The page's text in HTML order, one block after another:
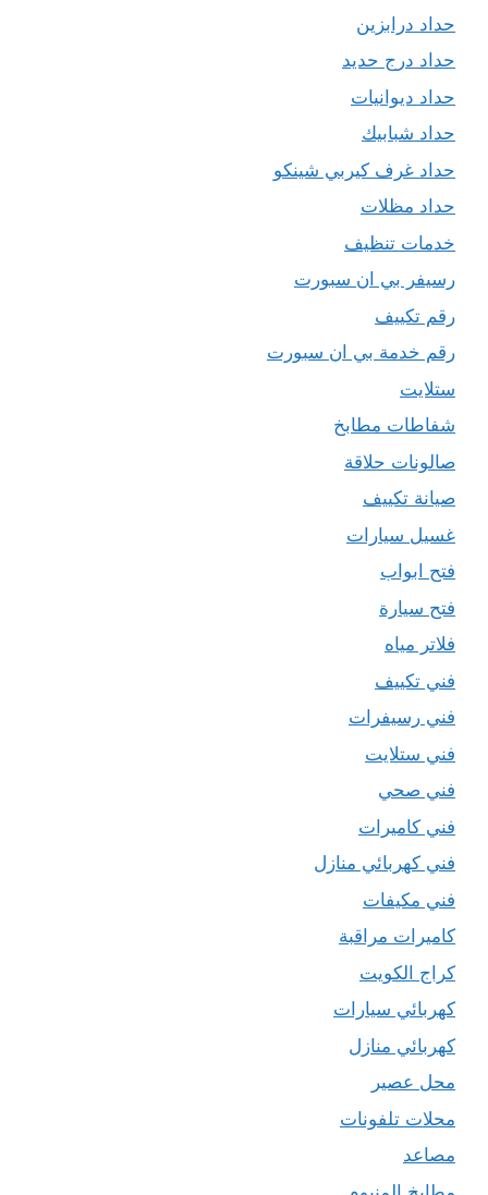
حداد درابزين
حداد درج حديد
حداد ديوانيات
حداد شبابيك
حداد غرف كيربي شينكو
حداد مظلات
خدمات تنظيف
رسيفر بي ان سبورت
رقم تكييف
رقم خدمة بي ان سبورت
ستلايت
شفاطات مطابخ
صالونات حلاقة
صيانة تكييف
غسيل سيارات
فتح ابواب
فتح سيارة
فلاتر مياه
فني تكييف
فني رسيفرات
فني ستلايت
فني صحي
فني كاميرات
فني كهربائي منازل
فني مكيفات
كاميرات مراقبة
كراج الكويت
كهربائي سيارات
كهربائي منازل
محل عصير
محلات تلفونات
مصاعد